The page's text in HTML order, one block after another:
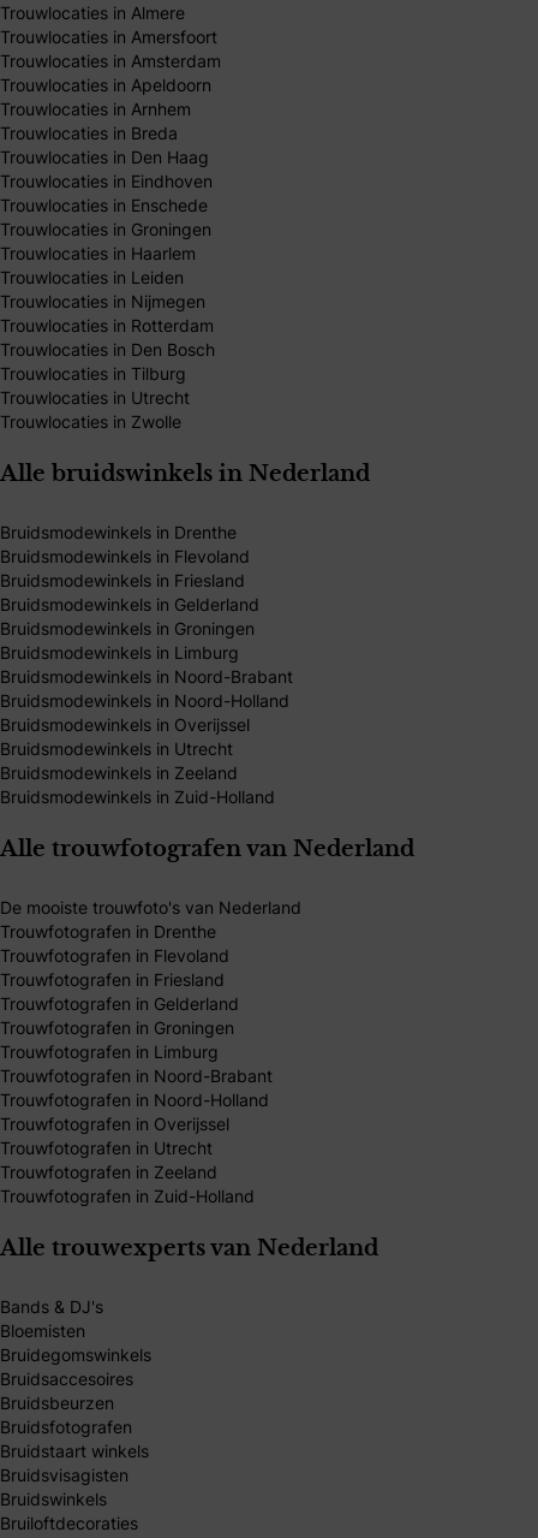
Trouwlocaties in Almere
Trouwlocaties in Amersfoort
Trouwlocaties in Amsterdam
Trouwlocaties in Apeldoorn
Trouwlocaties in Arnhem
Trouwlocaties in Breda
Trouwlocaties in Den Haag
Trouwlocaties in Eindhoven
Trouwlocaties in Enschede
Trouwlocaties in Groningen
Trouwlocaties in Haarlem
Trouwlocaties in Leiden
Trouwlocaties in Nijmegen
Trouwlocaties in Rotterdam
Trouwlocaties in Den Bosch
Trouwlocaties in Tilburg
Trouwlocaties in Utrecht
Trouwlocaties in Zwolle
Alle bruidswinkels in Nederland
Bruidsmodewinkels in Drenthe
Bruidsmodewinkels in Flevoland
Bruidsmodewinkels in Friesland
Bruidsmodewinkels in Gelderland
Bruidsmodewinkels in Groningen
Bruidsmodewinkels in Limburg
Bruidsmodewinkels in Noord-Brabant
Bruidsmodewinkels in Noord-Holland
Bruidsmodewinkels in Overijssel
Bruidsmodewinkels in Utrecht
Bruidsmodewinkels in Zeeland
Bruidsmodewinkels in Zuid-Holland
Alle trouwfotografen van Nederland
De mooiste trouwfoto's van Nederland
Trouwfotografen in Drenthe
Trouwfotografen in Flevoland
Trouwfotografen in Friesland
Trouwfotografen in Gelderland
Trouwfotografen in Groningen
Trouwfotografen in Limburg
Trouwfotografen in Noord-Brabant
Trouwfotografen in Noord-Holland
Trouwfotografen in Overijssel
Trouwfotografen in Utrecht
Trouwfotografen in Zeeland
Trouwfotografen in Zuid-Holland
Alle trouwexperts van Nederland
Bands & DJ's
Bloemisten
Bruidegomswinkels
Bruidsaccesoires
Bruidsbeurzen
Bruidsfotografen
Bruidstaart winkels
Bruidsvisagisten
Bruidswinkels
Bruiloftdecoraties